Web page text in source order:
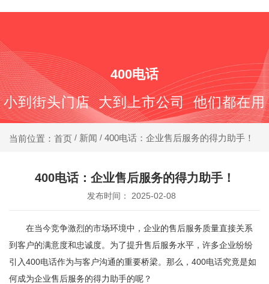
400电话
小到街头门店 大到上市公司 他们都在用
当前位置：首页 / 新闻 / 400电话：企业售后服务的得力助手！
400电话：企业售后服务的得力助手！
发布时间： 2025-02-08
在当今竞争激烈的市场环境中，企业的售后服务质量直接关系
到客户的满意度和忠诚度。为了提升售后服务水平，许多企业纷纷
引入400电话作为与客户沟通的重要桥梁。那么，400电话究竟是如
何成为企业售后服务的得力助手的呢？